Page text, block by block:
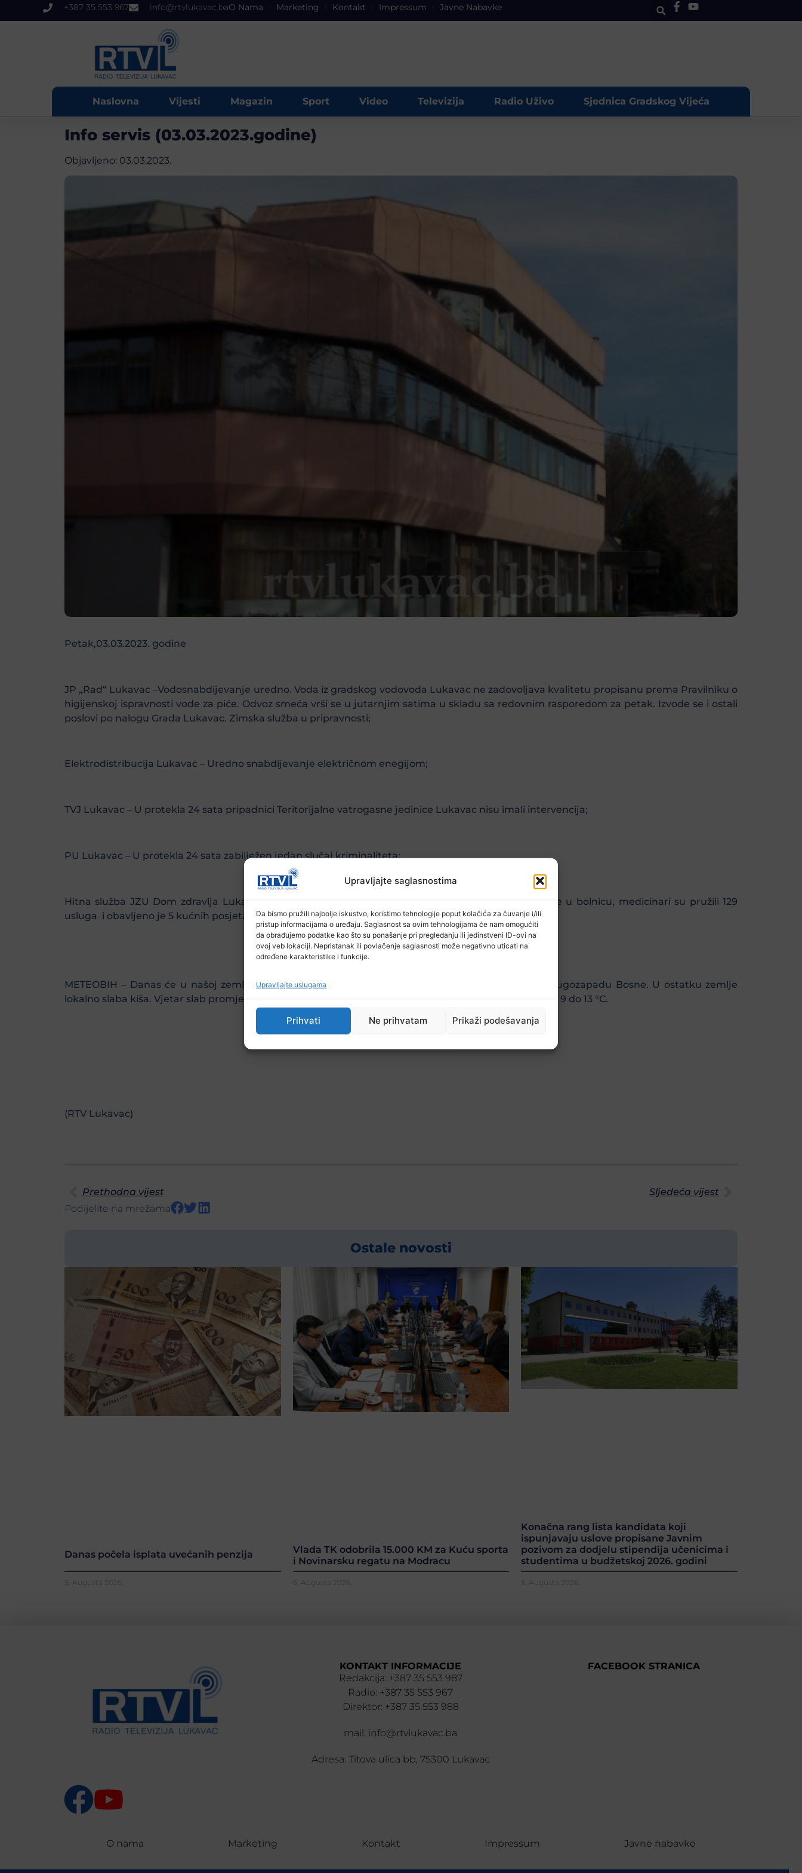
Upravljajte saglasnostima
Da bismo pružili najbolje iskustvo, koristimo tehnologije poput kolačića za čuvanje i/ili
pristup informacijama o uređaju. Saglasnost sa ovim tehnologijama će nam omogućiti
da obrađujemo podatke kao što su ponašanje pri pregledanju ili jedinstveni ID-ovi na
ovoj veb lokaciji. Nepristanak ili povlačenje saglasnosti može negativno uticati na
određene karakteristike i funkcije.
Upravljajte uslugama
Prihvati Ne prihvatam Prikaži podešavanja
+387 35 553 967 info@rtvlukavac.baO Nama Marketing Kontakt Impressum Javne Nabavke
Naslovna Vijesti Magazin Sport Video Televizija Radio Uživo Sjednica Gradskog Vijeća
Info servis (03.03.2023.godine)
Objavljeno: 03.03.2023.
Petak,03.03.2023. godine
JP „Rad“ Lukavac –Vodosnabdijevanje uredno. Voda iz gradskog vodovoda Lukavac ne zadovoljava kvalitetu propisanu prema Pravilniku o
higijenskoj ispravnosti vode za piće. Odvoz smeća vrši se u jutarnjim satima u skladu sa redovnim rasporedom za petak. Izvode se i ostali
poslovi po nalogu Grada Lukavac. Zimska služba u pripravnosti;
Elektrodistribucija Lukavac – Uredno snabdijevanje električnom enegijom;
TVJ Lukavac – U protekla 24 sata pripadnici Teritorijalne vatrogasne jedinice Lukavac nisu imali intervencija;
PU Lukavac – U protekla 24 sata zabilježen jedan slučaj kriminaliteta;
Hitna služba JZU Dom zdravlja Lukavac – Ljekari su obavili 62 pregleda,šest pacijenata upućeno je u bolnicu, medicinari su pružili 129
usluga i obavljeno je 5 kućnih posjeta;
METEOBIH – Danas će u našoj zemlji preovladavato oblačno vrijeme sa kišom u Hercegovni i na jugozapadu Bosne. U ostatku zemlje
lokalno slaba kiša. Vjetar slab promjenljivog smjera. Dnevna temperatura od 2 do 8, na jugu zemlje od 9 do 13 °C.
(RTV Lukavac)
Prethodna vijest
Sljedeća vijest
Podijelite na mrežama
Ostale novosti
Danas počela isplata uvećanih penzija
5. Augusta 2026.
Vlada TK odobrila 15.000 KM za Kuću sporta
i Novinarsku regatu na Modracu
5. Augusta 2026.
Konačna rang lista kandidata koji
ispunjavaju uslove propisane Javnim
pozivom za dodjelu stipendija učenicima i
studentima u budžetskoj 2026. godini
5. Augusta 2026.
KONTAKT INFORMACIJE
Redakcija: +387 35 553 987
Radio: +387 35 553 967
Direktor: +387 35 553 988
mail: info@rtvlukavac.ba
Adresa: Titova ulica bb, 75300 Lukavac
FACEBOOK STRANICA
O nama Marketing Kontakt Impressum Javne nabavke